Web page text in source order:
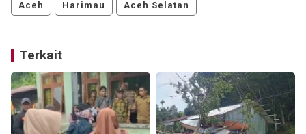
Aceh Harimau Aceh Selatan
Terkait